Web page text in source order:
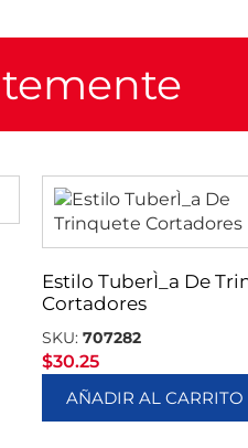
Estilo TuberÌ_a De
Cortadores
SKU: 707282
$30.25
AÑADIR AL CARRITO